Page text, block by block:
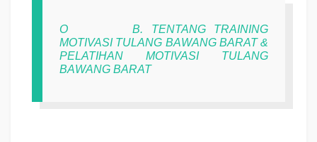
O
B. TENTANG TRAINING
MOTIVASI TULANG BAWANG BARAT &
PELATIHAN MOTIVASI TULANG
BAWANG BARAT